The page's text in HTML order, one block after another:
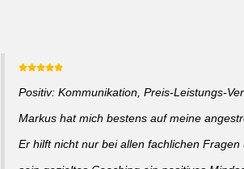
Positiv: Kommunikation, Preis-Leistungs-
Markus hat mich bestens auf meine
Er hilft nicht nur bei allen fachlichen